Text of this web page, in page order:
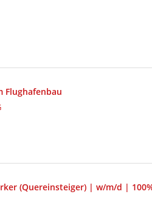
Flughafenbau
(Quereinsteiger) | w/m/d |